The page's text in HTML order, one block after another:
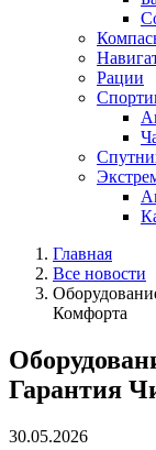
Рации
Главная
Все новости
Комфорта
Гарантия
30.05.2026